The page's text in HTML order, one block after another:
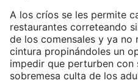
A los críos se les permite
restaurantes correteando
de los comensales y ya no
cintura propinándoles un
impedir que perturben con
sobremesa culta de los